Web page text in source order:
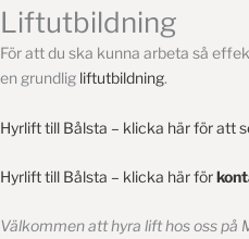
Liftutbildning
För att du ska kunna arbeta så
en grundlig liftutbildning.
Hyrlift till Bålsta – klicka här för att
Hyrlift till Bålsta – klicka här för
Välkommen att hyra lift hos oss på